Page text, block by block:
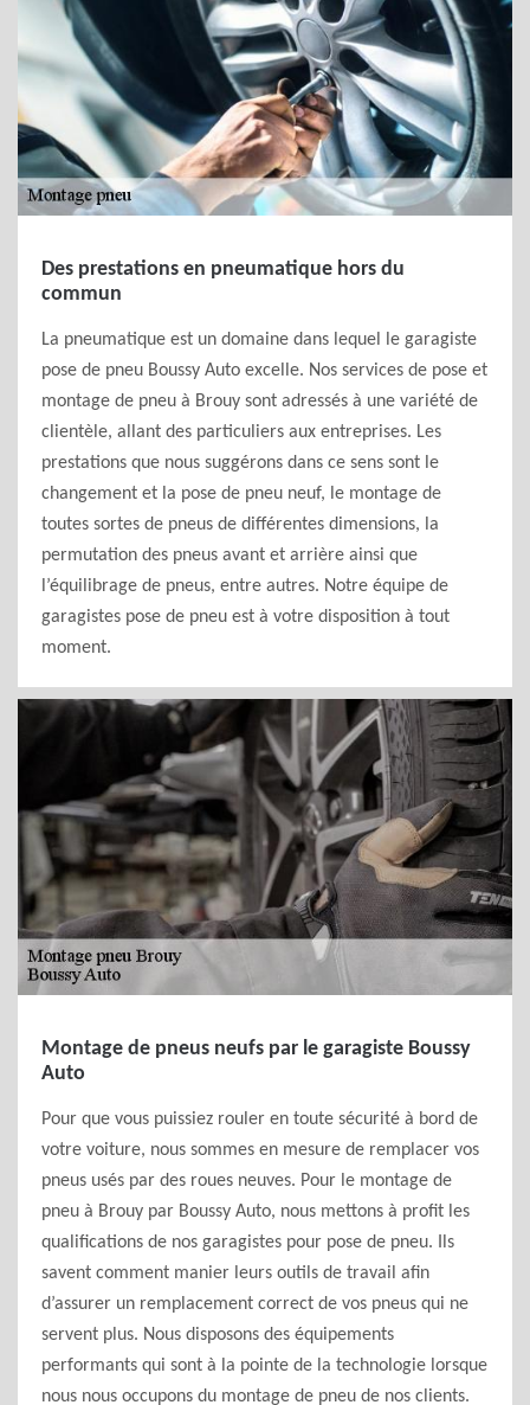
Des prestations en pneumatique hors du
commun
La pneumatique est un domaine dans lequel le garagiste
pose de pneu Boussy Auto excelle. Nos services de pose et
montage de pneu à Brouy sont adressés à une variété de
clientèle, allant des particuliers aux entreprises. Les
prestations que nous suggérons dans ce sens sont le
changement et la pose de pneu neuf, le montage de
toutes sortes de pneus de différentes dimensions, la
permutation des pneus avant et arrière ainsi que
l’équilibrage de pneus, entre autres. Notre équipe de
garagistes pose de pneu est à votre disposition à tout
moment.
Montage de pneus neufs par le garagiste Boussy
Auto
Pour que vous puissiez rouler en toute sécurité à bord de
votre voiture, nous sommes en mesure de remplacer vos
pneus usés par des roues neuves. Pour le montage de
pneu à Brouy par Boussy Auto, nous mettons à profit les
qualifications de nos garagistes pour pose de pneu. Ils
savent comment manier leurs outils de travail afin
d’assurer un remplacement correct de vos pneus qui ne
servent plus. Nous disposons des équipements
performants qui sont à la pointe de la technologie lorsque
nous nous occupons du montage de pneu de nos clients.